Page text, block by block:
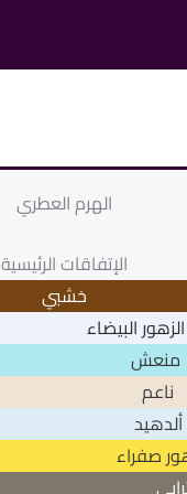
الهرم العطري
الإتفاقات الرئيسية
خشبي
الزهور البيضاء
منعش
ناعم
ألدهيد
صفراء